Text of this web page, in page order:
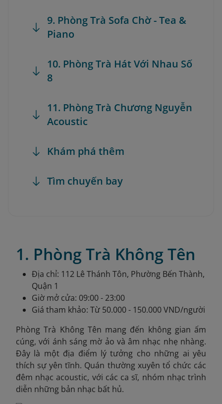
9. Phòng Trà Sofa Chờ - Tea &
Piano
10. Phòng Trà Hát Với Nhau Số
8
11. Phòng Trà Chương Nguyễn
Acoustic
Khám phá thêm
Tìm chuyến bay
1. Phòng Trà Không Tên
Địa chỉ: 112 Lê Thánh Tôn, Phường Bến Thành,
Quận 1
Giờ mở cửa: 09:00 - 23:00
Giá tham khảo: Từ 50.000 - 150.000 VND/người
Phòng Trà Không Tên mang đến không gian ấm
cúng, với ánh sáng mờ ảo và âm nhạc nhẹ nhàng.
Đây là một địa điểm lý tưởng cho những ai yêu
thích sự yên tĩnh. Quán thường xuyên tổ chức các
đêm nhạc acoustic, với các ca sĩ, nhóm nhạc trình
diễn những bản nhạc bất hủ.